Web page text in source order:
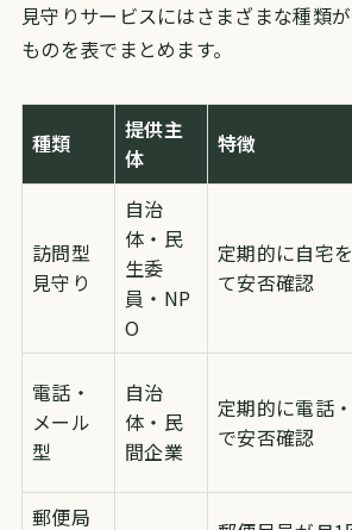
見守りサービスにはさまざまな種類
ものを表でまとめます。
種類
提供主
体
特徴
訪問型
見守り
自治
体・民
生委
員・NP
O
定期的に自宅
て安否確認
電話・
メール
型
自治
体・民
間企業
定期的に電話
で安否確認
郵便局